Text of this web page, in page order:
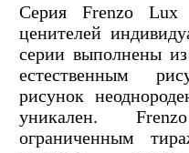
Серия Frenzo Lux
ценителей
серии выполнены
естественным
рисунок
уникален.
ограниченным